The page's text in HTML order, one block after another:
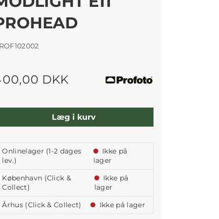
DKK
Læg i kurv
Onlinelager (1-2 dages
lev.)
Ikke på
lager
København (Click &
Collect)
Ikke på
lager
Århus (Click & Collect)
Ikke på lager